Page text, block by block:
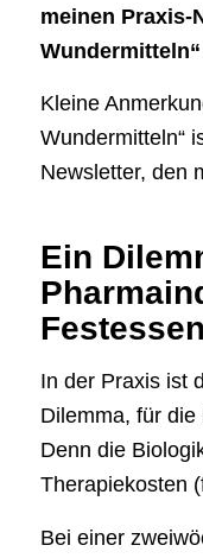
meinen Praxis-
Kleine
Wundermitteln“
Newsletter, den
Ein
Festessen
In der Praxis ist
Dilemma, für
Denn die
Therapiekosten
Bei einer